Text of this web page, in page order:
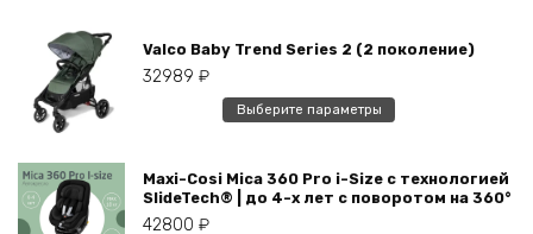
несколько
Опции
можно
на
странице
Valco Baby Trend Series 2 (2 поколение)
32989 ₽
Выберите параметры
Этот
несколько
вариаций.
Maxi-Cosi Mica 360 Pro i-Size с технологией
SlideTech® | до 4-х лет с поворотом на 360°
42800 ₽